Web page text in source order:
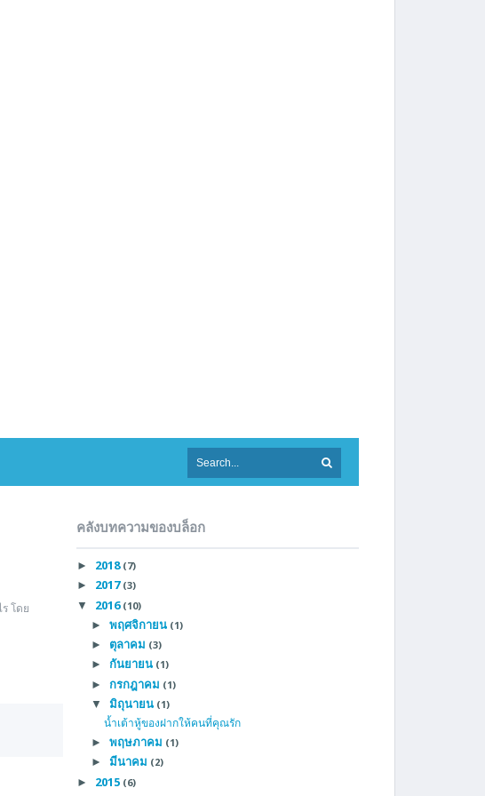
โดย
คลังบทความของบล็อก
► 2018 (7)
► 2017 (3)
▼ 2016 (10)
► พฤศจิกายน (1)
► ตุลาคม (3)
► กันยายน (1)
► กรกฎาคม (1)
▼ มิถุนายน (1)
น้ำเต้าหู้ของฝากให้คนที่คุณรัก
► พฤษภาคม (1)
► มีนาคม (2)
► 2015 (6)